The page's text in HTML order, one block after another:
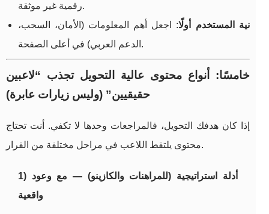
رقمية غير موثقة.
نية المستخدم أولًا: اجعل أهم المعلومات (الأمان، السحب،
الدعم العربي) في أعلى الصفحة.
خامسًا: أنواع محتوى عالية التحويل تجذب “لاعبين
حقيقيين” (وليس زيارات عابرة)
إذا كان هدفك التحويل، فالمراجعات وحدها لا تكفي. أنت تحتاج
محتوى يلتقط اللاعب في مراحل مختلفة من القرار.
1) أدلة استراتيجية (للمراهنات والكازينو) — مع وعود
واقعية